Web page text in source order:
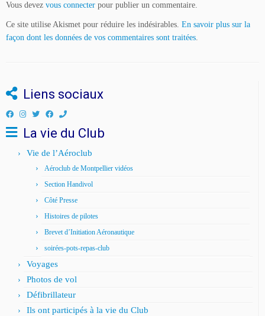
Vous devez vous connecter pour publier un commentaire.
Ce site utilise Akismet pour réduire les indésirables. En savoir plus sur la
façon dont les données de vos commentaires sont traitées.
Liens sociaux
La vie du Club
Vie de l’Aéroclub
Aéroclub de Montpellier vidéos
Section Handivol
Côté Presse
Histoires de pilotes
Brevet d’Initiation Aéronautique
soirées-pots-repas-club
Voyages
Photos de vol
Défibrillateur
Ils ont participés à la vie du Club